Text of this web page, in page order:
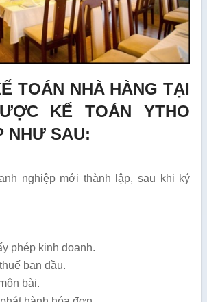
TOÁN NHÀ HÀNG TẠI
KẾ TOÁN YTHO
NHƯ SAU:
nghiệp mới thành lập, sau khi ký
phép kinh doanh.
ban đầu.
bài.